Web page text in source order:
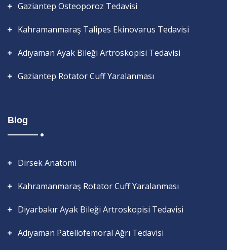
Gaziantep Osteoporoz Tedavisi
Kahramanmaraş Talipes Ekinovarus Tedavisi
Adıyaman Ayak Bileği Artroskopisi Tedavisi
Gaziantep Rotator Cuff Yaralanması
Blog
Dirsek Anatomi
Kahramanmaraş Rotator Cuff Yaralanması
Diyarbakır Ayak Bileği Artroskopisi Tedavisi
Adıyaman Patellofemoral Ağrı Tedavisi